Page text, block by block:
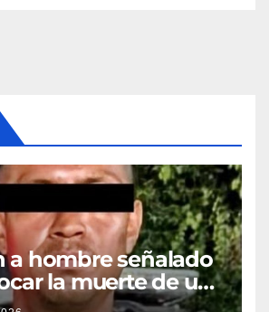
a hombre señalado
la muerte de un